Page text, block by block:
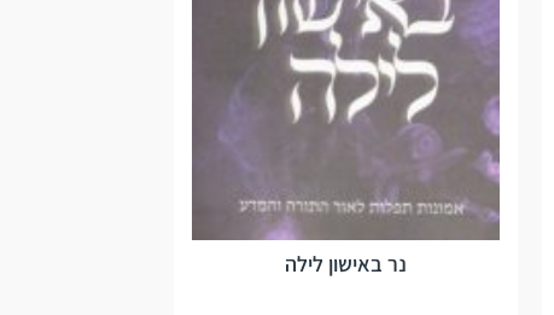
נר באישון לילה